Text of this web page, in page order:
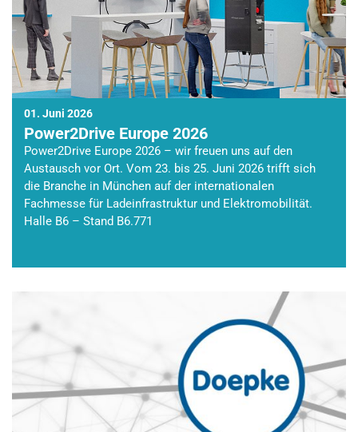
01. Juni 2026
Power2Drive Europe 2026
Power2Drive Europe 2026 – wir freuen uns auf den
Austausch vor Ort. Vom 23. bis 25. Juni 2026 trifft sich
die Branche in München auf der internationalen
Fachmesse für Ladeinfrastruktur und Elektromobilität.
Halle B6 – Stand B6.771